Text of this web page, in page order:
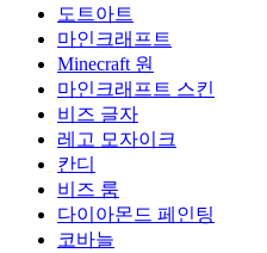
도트아트
마인크래프트
Minecraft 원
마인크래프트 스킨
비즈 글자
레고 모자이크
칸디
비즈 룸
다이아몬드 페인팅
코바늘